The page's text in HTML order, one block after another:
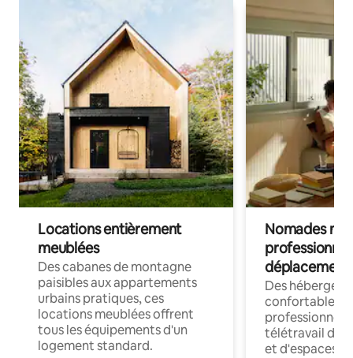
Locations entièrement
meublées
Des cabanes de montagne
paisibles aux appartements
urbains pratiques, ces
locations meublées offrent
tous les équipements d'un
logement standard.
Nomades
déplacement
Des
confortables
professionnels
télétravail
et d'espaces